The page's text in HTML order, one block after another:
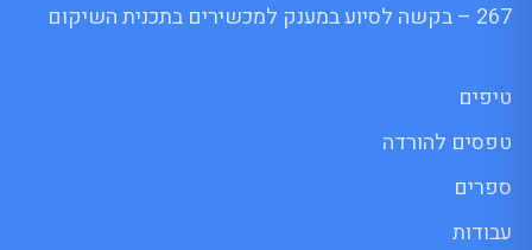
267 – בקשה לסיוע במענק למכשירים בתכנית השיקום
טיפים
טפסים להורדה
ספרים
עבודות